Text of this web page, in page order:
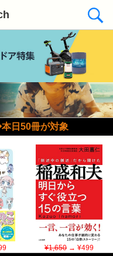
日50冊が対象
¥1,650→ ¥499